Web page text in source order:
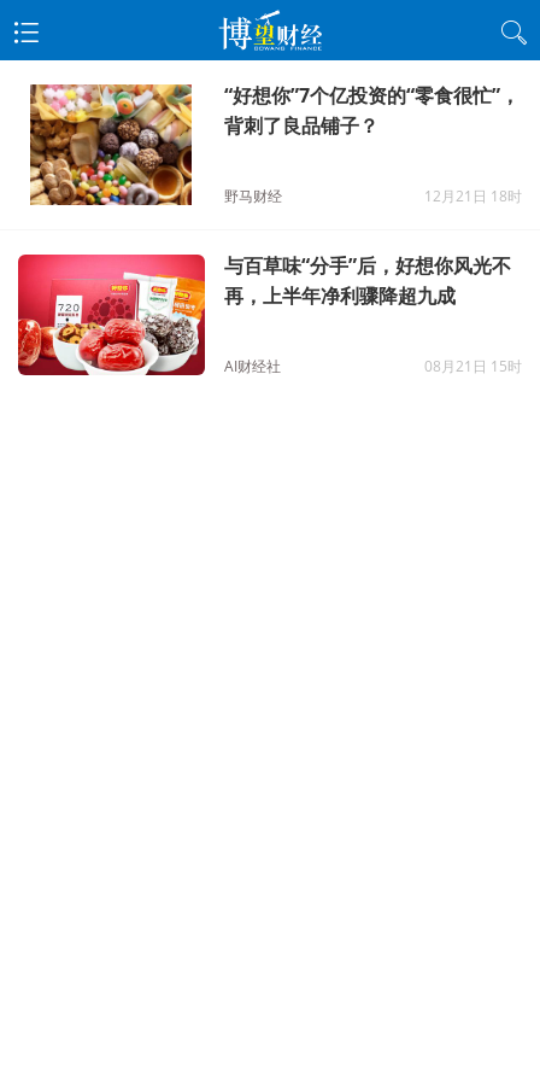
“好想你”7个亿投资的“零食很忙”，
背刺了良品铺子？
野马财经 12月21日 18时
与百草味“分手”后，好想你风光不
再，上半年净利骤降超九成
AI财经社 08月21日 15时